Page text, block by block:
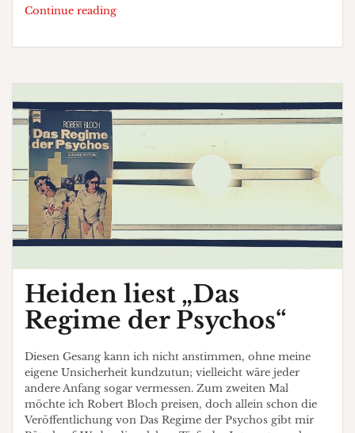
Continue readingHeiden
Heiden liest „Das
Regime der Psychos“
Diesen Gesang kann ich nicht anstimmen, ohne meine
eigene Unsicherheit kundzutun; vielleicht wäre jeder
andere Anfang sogar vermessen. Zum zweiten Mal
möchte ich Robert Bloch preisen, doch allein schon die
Veröffentlichung von Das Regime der Psychos gibt mir